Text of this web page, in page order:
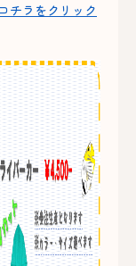
チラをクリック